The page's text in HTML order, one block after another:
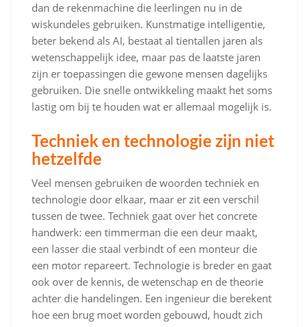
dan de rekenmachine die leerlingen nu in de
wiskundeles gebruiken. Kunstmatige intelligentie,
beter bekend als AI, bestaat al tientallen jaren als
wetenschappelijk idee, maar pas de laatste jaren
zijn er toepassingen die gewone mensen dagelijks
gebruiken. Die snelle ontwikkeling maakt het soms
lastig om bij te houden wat er allemaal mogelijk is.
Techniek en technologie zijn niet
hetzelfde
Veel mensen gebruiken de woorden techniek en
technologie door elkaar, maar er zit een verschil
tussen de twee. Techniek gaat over het concrete
handwerk: een timmerman die een deur maakt,
een lasser die staal verbindt of een monteur die
een motor repareert. Technologie is breder en gaat
ook over de kennis, de wetenschap en de theorie
achter die handelingen. Een ingenieur die berekent
hoe een brug moet worden gebouwd, houdt zich